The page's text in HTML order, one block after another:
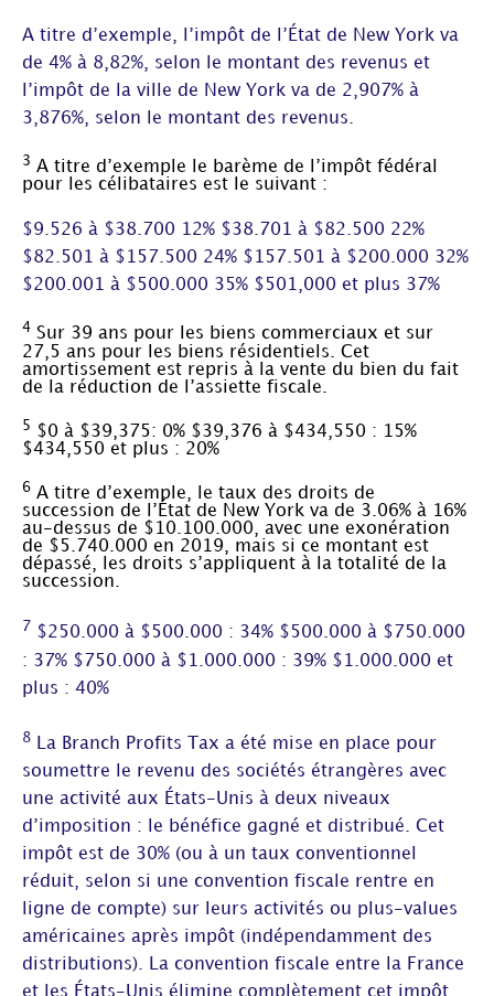
A titre d’exemple, l’impôt de l’État de New York va
de 4% à 8,82%, selon le montant des revenus et
l’impôt de la ville de New York va de 2,907% à
3,876%, selon le montant des revenus.
3 A titre d’exemple le barème de l’impôt fédéral
pour les célibataires est le suivant :
$9.526 à $38.700 12% $38.701 à $82.500 22%
$82.501 à $157.500 24% $157.501 à $200.000 32%
$200.001 à $500.000 35% $501,000 et plus 37%
4 Sur 39 ans pour les biens commerciaux et sur
27,5 ans pour les biens résidentiels. Cet
amortissement est repris à la vente du bien du fait
de la réduction de l’assiette fiscale.
5 $0 à $39,375: 0% $39,376 à $434,550 : 15%
$434,550 et plus : 20%
6 A titre d’exemple, le taux des droits de
succession de l’État de New York va de 3.06% à 16%
au-dessus de $10.100.000, avec une exonération
de $5.740.000 en 2019, mais si ce montant est
dépassé, les droits s’appliquent à la totalité de la
succession.
7 $250.000 à $500.000 : 34% $500.000 à $750.000
: 37% $750.000 à $1.000.000 : 39% $1.000.000 et
plus : 40%
8
La Branch Profits Tax a été mise en place pour
soumettre le revenu des sociétés étrangères avec
une activité aux États-Unis à deux niveaux
d’imposition : le bénéfice gagné et distribué. Cet
impôt est de 30% (ou à un taux conventionnel
réduit, selon si une convention fiscale rentre en
ligne de compte) sur leurs activités ou plus-values
américaines après impôt (indépendamment des
distributions). La convention fiscale entre la France
et les États-Unis élimine complètement cet impôt